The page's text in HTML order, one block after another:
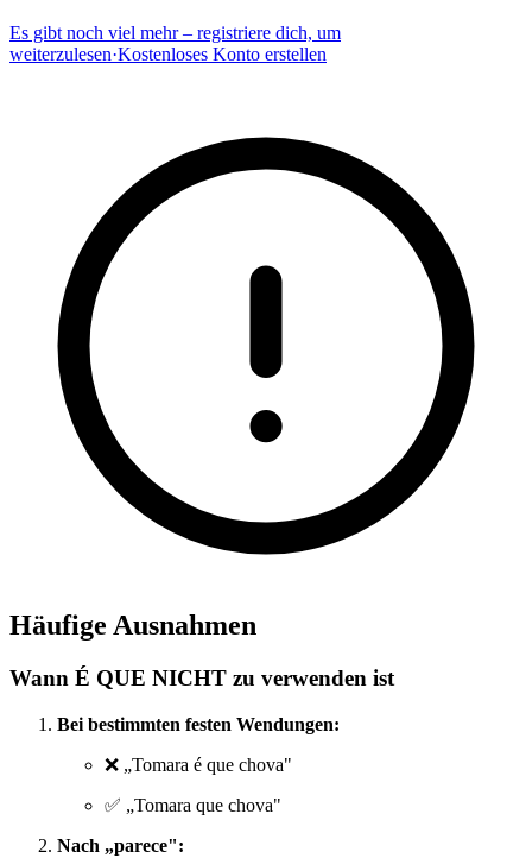
Es gibt noch viel mehr – registriere dich, um
weiterzulesen·Kostenloses Konto erstellen
Häufige Ausnahmen
Wann É QUE NICHT zu verwenden ist
Bei bestimmten festen Wendungen:
❌ „Tomara é que chova"
✅ „Tomara que chova"
Nach „parece":